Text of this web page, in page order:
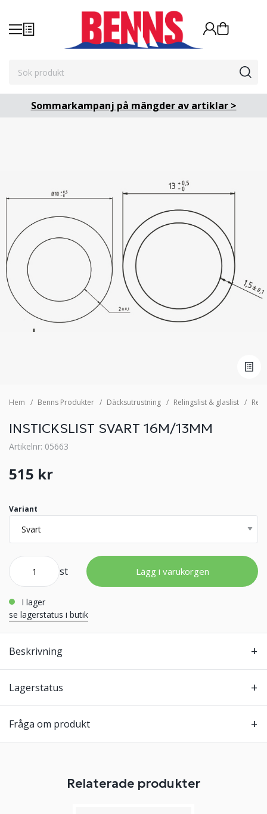
Sommarkampanj på mängder av artiklar >
Hem Benns Produkter Däcksutrustning Relingslist & glaslist
INSTICKSLIST SVART 16M/13MM
Artikelnr: 05663
515 kr
Variant
st Lägg i varukorgen
i lager
se lagerstatus i butik
Beskrivning
Lagerstatus
Fråga om produkt
Relaterade produkter